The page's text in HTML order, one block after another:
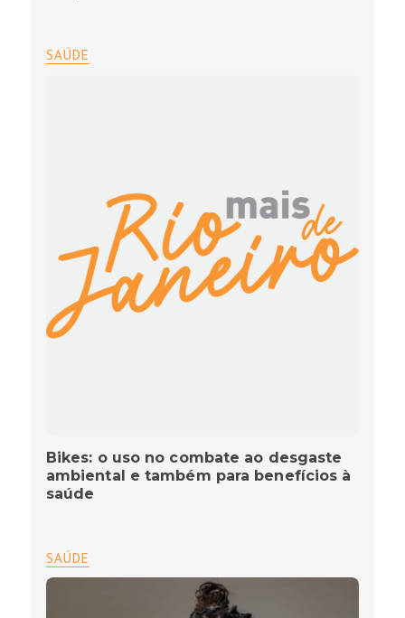
SAÚDE
Bikes: o uso no combate ao desgaste
ambiental e também para benefícios à
saúde
SAÚDE